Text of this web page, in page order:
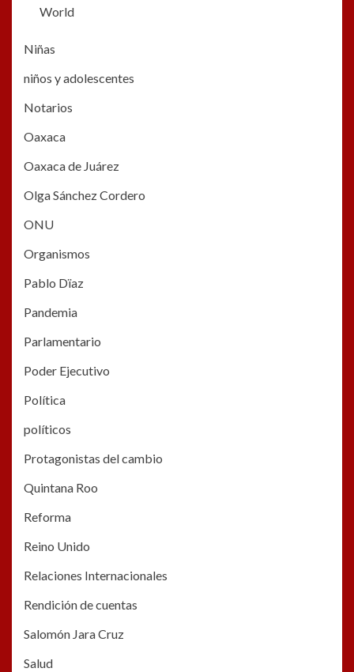
World
Niñas
niños y adolescentes
Notarios
Oaxaca
Oaxaca de Juárez
Olga Sánchez Cordero
ONU
Organismos
Pablo Dïaz
Pandemia
Parlamentario
Poder Ejecutivo
Política
políticos
Protagonistas del cambio
Quintana Roo
Reforma
Reino Unido
Relaciones Internacionales
Rendición de cuentas
Salomón Jara Cruz
Salud